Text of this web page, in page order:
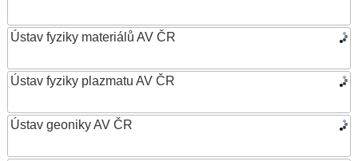
Ústav fyziky materiálů AV ČR
Ústav fyziky plazmatu AV ČR
Ústav geoniky AV ČR